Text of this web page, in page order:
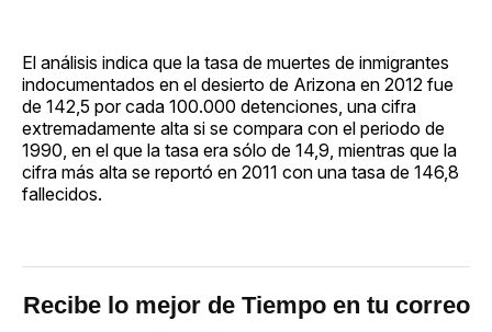
El análisis indica que la tasa de muertes de inmigrantes
indocumentados en el desierto de Arizona en 2012 fue
de 142,5 por cada 100.000 detenciones, una cifra
extremadamente alta si se compara con el periodo de
1990, en el que la tasa era sólo de 14,9, mientras que la
cifra más alta se reportó en 2011 con una tasa de 146,8
fallecidos.
Recibe lo mejor de Tiempo en tu correo